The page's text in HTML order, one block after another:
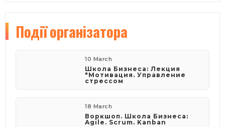
Подіїорганізатора
10 March
Школа Бизнеса: Лекция
"Мотивация. Управление
стрессом
18 March
Воркшоп. Школа Бизнеса:
Agile. Scrum. Kanban